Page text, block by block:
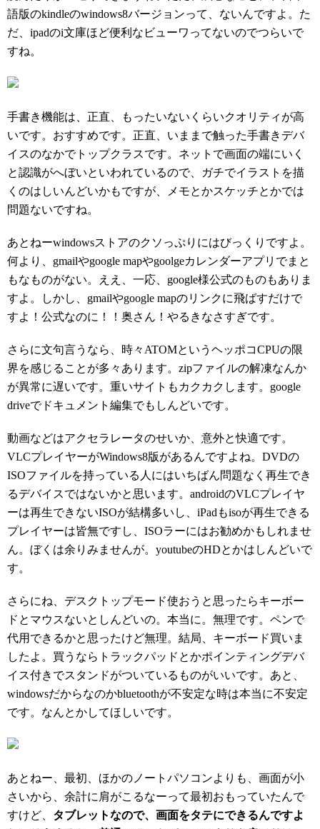
語版のkindleのwindows8バージョンって、ないんですよ。た
だ、ipadのi文庫ほど便利なビューワってないのでつらいで
すね。
手書き機能は、正直、もったいないくらいクオリティが高
いです。おすすめです。正直、いままで触った手書きデバ
イスのなかでトップクラスです。ネットで画面の端にいく
と認識がへぼいといわれているので、ガチでイラストを描
くのはしいんどいかもですが、メモとかスケッチとかでは
問題ないですね。
あとねーwindowsストアのクソっぷりにはびっくりですよ。
何より、gmailやgoogle mapやgoolgeカレンダーアプリでまと
もなものがない。ええ、一応、google様公式のものもありま
すよ。しかし、gmailやgoogle mapのリンクに飛ばすだけで
すよ！公式なのに！！奥さん！やるきなさすぎです。
さらに文句言うなら、時々ATOMというヘッポコCPUの限
界を感じることが多々あります。zipファイルの解凍なんか
が異常に遅いです。重いサイトもカクカクします。google
driveでドキュメント編集でもしんどいです。
動画などはアクセラレータのせいか、意外と快適です。
VLCプレイヤーがWindows8版があるんですよね。DVDの
ISOファイルを持っている人にはいちばん問題なく再生でき
るデバイスではないかと思います。androidのVLCプレイヤ
ーは再生できないISOが結構多いし、iPadもisoが再生できる
プレイヤーは皆無ですし、ISOラーにはお勧めかもしれませ
ん。ぼくは余りみませんが。youtubeのHDとかはしんどいで
す。
さらにね、デスクトップモード使おうと思ったらキーボー
ドとマウスないとしんどいの。本当に。無理です。ペンで
代用できるかと思ったけど無理。結局、キーボード買いま
したよ。買うならトラックパッドとかポインティングデバ
イス付きでスタンドがついているものがいいです。あと、
windowsだからなのかbluetoothが不安定な時は本当に不安定
です。なんとかしてほしいです。
あとねー、最初、ほかのノートパソコンよりも、画面が小
さいから、余計に肩がこるなーって最初おもっていたんで
すけど、 タブレットなので、画面をタテにできるんですよ